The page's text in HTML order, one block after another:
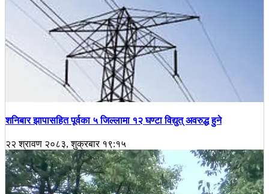
शनिबार झापासहित पूर्वका ५ जिल्लामा १२ घण्टा विद्युत् अवरुद्ध हुने
२२ श्रावण २०८३, शुक्रबार १९:१५